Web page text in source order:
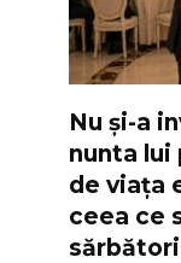
Nu și-a
nunta lui
de viața
ceea ce